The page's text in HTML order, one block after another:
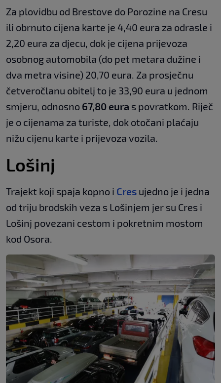
Za plovidbu od Brestove do Porozine na Cresu
ili obrnuto cijena karte je 4,40 eura za odrasle i
2,20 eura za djecu, dok je cijena prijevoza
osobnog automobila (do pet metara dužine i
dva metra visine) 20,70 eura. Za prosječnu
četveročlanu obitelj to je 33,90 eura u jednom
smjeru, odnosno 67,80 eura s povratkom. Riječ
je o cijenama za turiste, dok otočani plaćaju
nižu cijenu karte i prijevoza vozila.
Lošinj
Trajekt koji spaja kopno i Cres ujedno je i jedna
od triju brodskih veza s Lošinjem jer su Cres i
Lošinj povezani cestom i pokretnim mostom
kod Osora.